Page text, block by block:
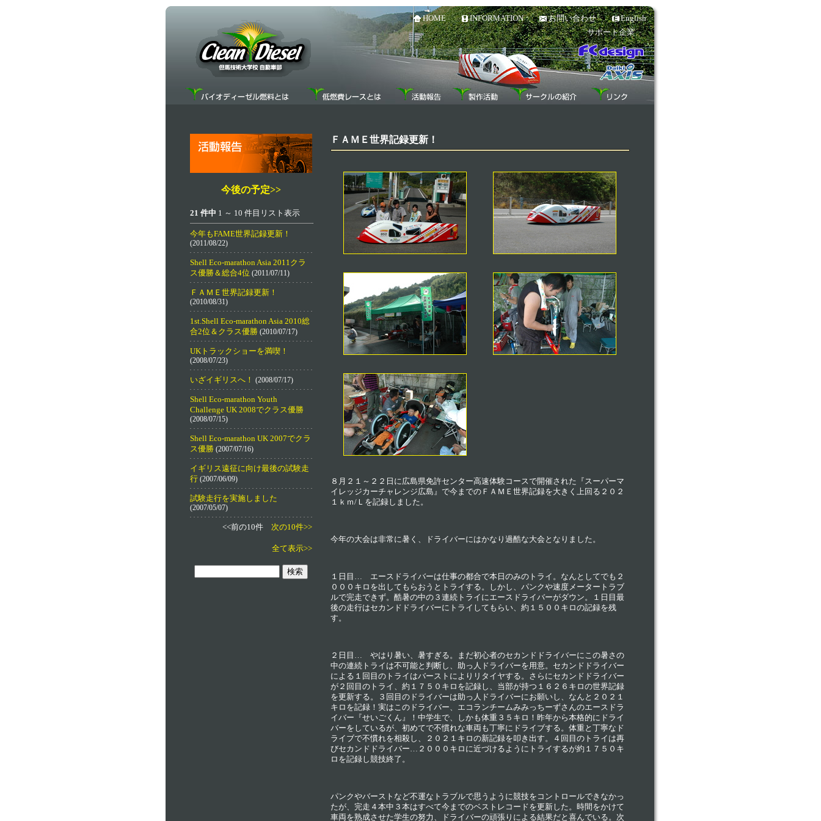
HOME INFORMATION お問い合わせ
English
サポート企業
今後の予定>>
21 件中 1 ～ 10 件目リスト表示
今年もFAME世界記録更新！
(2011/08/22)
Shell Eco-marathon Asia 2011クラ
ス優勝＆総合4位 (2011/07/11)
ＦＡＭＥ世界記録更新！
(2010/08/31)
1st.Shell Eco-marathon Asia 2010総
合2位＆クラス優勝(2010/07/17)
UKトラックショーを満喫！
(2008/07/23)
いざイギリスへ！ (2008/07/17)
Shell Eco-marathon Youth
Challenge UK 2008でクラス優勝
(2008/07/15)
Shell Eco-marathon UK 2007でクラ
ス優勝(2007/07/16)
イギリス遠征に向け最後の試験走
行(2007/06/09)
試験走行を実施しました
(2007/05/07)
<<前の10件 次の10件>>
全て表示>>
ＦＡＭＥ世界記録更新！
８月２１～２２日に広島県免許センター高速体験コースで開催された『スーパーマ
イレッジカーチャレンジ広島』で今までのＦＡＭＥ世界記録を大きく上回る２０２
１ｋｍ/Ｌを記録しました。
今年の大会は非常に暑く、ドライバーにはかなり過酷な大会となりました。
１日目… エースドライバーは仕事の都合で本日のみのトライ。なんとしてでも２
０００キロを出してもらおうとトライする。しかし、パンクや速度メータートラブ
ルで完走できず。酷暑の中の３連続トライにエースドライバーがダウン。１日目最
後の走行はセカンドドライバーにトライしてもらい、約１５００キロの記録を残
す。
２日目… やはり暑い、暑すぎる。まだ初心者のセカンドドライバーにこの暑さの
中の連続トライは不可能と判断し、助っ人ドライバーを用意。セカンドドライバー
による１回目のトライはバーストによりリタイヤする。さらにセカンドドライバー
が２回目のトライ、約１７５０キロを記録し、当部が持つ１６２６キロの世界記録
を更新する。３回目のドライバーは助っ人ドライバーにお願いし、なんと２０２１
キロを記録！実はこのドライバー、エコランチームみみっちーずさんのエースドラ
イバー『せいごくん』！中学生で、しかも体重３５キロ！昨年から本格的にドライ
バーをしているが、初めてで不慣れな車両も丁寧にドライブする。体重と丁寧なド
ライブで不慣れを相殺し、２０２１キロの新記録を叩き出す。４回目のトライは再
びセカンドドライバー…２０００キロに近づけるようにトライするが約１７５０キ
ロを記録し競技終了。
パンクやバーストなど不運なトラブルで思うように競技をコントロールできなかっ
たが、完走４本中３本はすべて今までのベストレコードを更新した。時間をかけて
車両を熟成させた学生の努力、ドライバーの頑張りによる結果だと喜んでいる。次